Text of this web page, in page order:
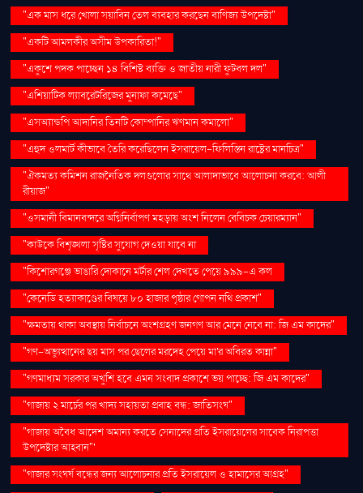
"এক মাস ধরে খোলা সয়াবিন তেল ব্যবহার করছেন বাণিজ্য উপদেষ্টা"
"একটি আমলকীর অসীম উপকারিতা!"
"একুশে পদক পাচ্ছেন ১৪ বিশিষ্ট ব্যক্তি ও জাতীয় নারী ফুটবল দল"
"এশিয়াটিক ল্যাবরেটরিজের মুনাফা কমেছে"
"এসঅ্যান্ডপি আদানির তিনটি কোম্পানির ঋণমান কমালো"
"এহুদ ওলমার্ট কীভাবে তৈরি করেছিলেন ইসরায়েল-ফিলিস্তিন রাষ্ট্রের মানচিত্র"
"ঐকমত্য কমিশন রাজনৈতিক দলগুলোর সাথে আলাদাভাবে আলোচনা করবে: আলী
রীয়াজ"
"ওসমানী বিমানবন্দরে অগ্নিনির্বাপণ মহড়ায় অংশ নিলেন বেবিচক চেয়ারম্যান"
"কাউকে বিশৃঙ্খলা সৃষ্টির সুযোগ দেওয়া যাবে না
"কিশোরগঞ্জে ভাঙারি দোকানে মর্টার শেল দেখতে পেয়ে ৯৯৯-এ কল
"কেনেডি হত্যাকাণ্ডের বিষয়ে ৮০ হাজার পৃষ্ঠার গোপন নথি প্রকাশ"
"ক্ষমতায় থাকা অবস্থায় নির্বাচনে অংশগ্রহণ জনগণ আর মেনে নেবে না: জি এম কাদের"
"গণ–অভ্যুত্থানের ছয় মাস পর ছেলের মরদেহ পেয়ে মা'র অবিরত কান্না"
"গণমাধ্যম সরকার অখুশি হবে এমন সংবাদ প্রকাশে ভয় পাচ্ছে: জি এম কাদের"
"গাজায় ২ মার্চের পর খাদ্য সহায়তা প্রবাহ বন্ধ: জাতিসংঘ"
"গাজায় অবৈধ আদেশ অমান্য করতে সেনাদের প্রতি ইসরায়েলের সাবেক নিরাপত্তা
উপদেষ্টার আহ্বান"'
"গাজার সংঘর্ষ বন্ধের জন্য আলোচনার প্রতি ইসরায়েল ও হামাসের আগ্রহ"